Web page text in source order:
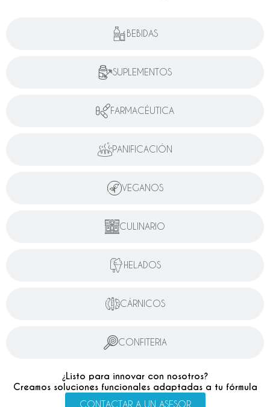
BEBIDAS
SUPLEMENTOS
FARMACÉUTICA
PANIFICACIÓN
VEGANOS
CULINARIO
HELADOS
CÁRNICOS
CONFITERIA
¿Listo para innovar con nosotros?
Creamos soluciones funcionales adaptadas a tu fórmula
CONTACTAR A UN ASESOR